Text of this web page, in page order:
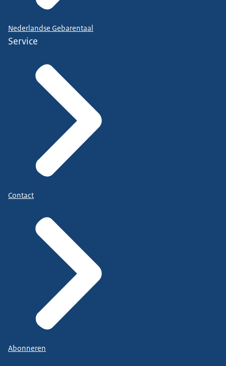
Nederlandse Gebarentaal
Service
Contact
Abonneren